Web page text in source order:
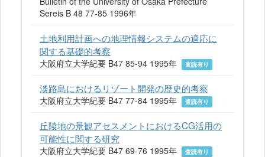
Sereis B 48 77-85 1996年
土地利用計画への地理情報システムの適応に
関する基礎的考察
大阪府立大学紀要 B47 85-94 1995年 査読有り
淡路島におけるリゾート開発の歴史的考察
大阪府立大学紀要 B47 77-84 1995年 査読有り
丘陵地の景観アセスメントにおけるCG活用の
可能性に関する研究
大阪府立大学紀要 B47 69-76 1995年 査読有り